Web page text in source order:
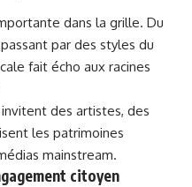
dans la grille. Du
par des styles du
fait écho aux racines
des artistes, des
les patrimoines
mainstream.
citoyen